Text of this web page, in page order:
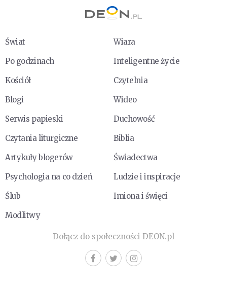
Świat
Wiara
Po godzinach
Inteligentne życie
Kościół
Czytelnia
Blogi
Wideo
Serwis papieski
Duchowość
Czytania liturgiczne
Biblia
Artykuły blogerów
Świadectwa
Psychologia na co dzień
Ludzie i inspiracje
Ślub
Imiona i święci
Modlitwy
Dołącz do społeczności DEON.pl